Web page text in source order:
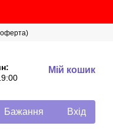
Мій кошик
Бажання Вхід